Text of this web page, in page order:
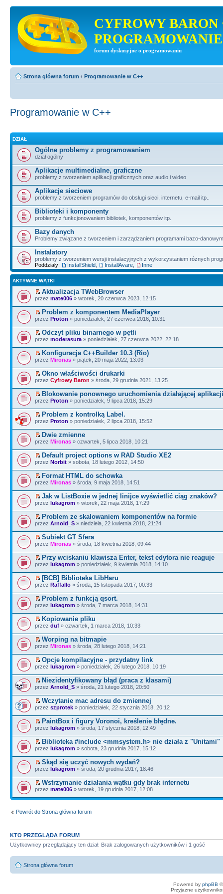
CYFROWY BARON
PROGRAMOWANIE
forum dyskusyjne o programowaniu
Strona główna forum ‹ Programowanie w C++
Programowanie w C++
DZIAŁ
Ogólne problemy z programowaniem
dział ogólny
Aplikacje multimedialne, graficzne
problemy z tworzeniem aplikacji graficznych oraz audio i wideo
Aplikacje sieciowe
problemy z tworzeniem programów do obsługi sieci, internetu, e-mail itp..
Biblioteki i komponenty
problemy z funkcjonowaniem bibliotek, komponentów itp.
Bazy danych
Problemy związane z tworzeniem i zarządzaniem programami bazo-
Instalatory
problemy z tworzeniem wersji instalacyjnych z wykorzystaniem różnych
Poddziały:
InstallShield InstallAvare Inne
AKTYWNE WĄTKI
Aktualizacja TWebBrowser
przez mate006 » wtorek, 20 czerwca 2023, 12:15
Problem z komponentem MediaPlayer
przez Proton » poniedziałek, 27 czerwca 2016, 10:31
Odczyt pliku binarnego w pętli
przez moderasura » poniedziałek, 27 czerwca 2022, 22:18
Konfiguracja C++Builder 10.3 (Rio)
przez Mironas » piątek, 20 maja 2022, 13:03
Okno właściwości drukarki
przez Cyfrowy Baron » środa, 29 grudnia 2021, 13:25
Blokowanie ponownego uruchomienia działającej
przez Proton » poniedziałek, 9 lipca 2018, 15:29
Problem z kontrolką Label.
przez Proton » poniedziałek, 2 lipca 2018, 15:52
Dwie zmienne
przez Mironas » czwartek, 5 lipca 2018, 10:21
Default project options w RAD Studio XE2
przez Norbit » sobota, 18 lutego 2012, 14:50
Format HTML do schowka
przez Mironas » środa, 9 maja 2018, 14:51
Jak w ListBoxie w jednej linijce wyświetlić ciąg znaków?
przez lukagrom » wtorek, 22 maja 2018, 17:29
Problem ze skalowaniem komponentów na formie
przez Arnold_S » niedziela, 22 kwietnia 2018, 21:24
Subiekt GT Sfera
przez Mironas » środa, 18 kwietnia 2018, 09:44
Przy wciskaniu klawisza Enter, tekst edytora nie reaguje
przez lukagrom » poniedziałek, 9 kwietnia 2018, 14:10
[BCB] Biblioteka LibHaru
przez Raffallo » środa, 15 listopada 2017, 00:33
Problem z funkcją qsort.
przez lukagrom » środa, 7 marca 2018, 14:31
Kopiowanie pliku
przez duf » czwartek, 1 marca 2018, 10:33
Worping na bitmapie
przez Mironas » środa, 28 lutego 2018, 14:21
Opcje kompilacyjne - przydatny link
przez lukagrom » poniedziałek, 26 lutego 2018, 10:19
Niezidentyfikowany błąd (praca z klasami)
przez Arnold_S » środa, 21 lutego 2018, 20:50
Wczytanie mac adresu do zmiennej
przez szprotek » poniedziałek, 22 stycznia 2018, 20:12
PaintBox i figury Voronoi, kreślenie błędne.
przez lukagrom » środa, 17 stycznia 2018, 12:49
Biblioteka #include <mmsystem.h> nie działa z "Unitami"
przez lukagrom » sobota, 23 grudnia 2017, 15:12
Skąd się uczyć nowych wydań?
przez lukagrom » środa, 20 grudnia 2017, 18:46
Wstrzymanie działania wątku gdy brak internetu
przez mate006 » wtorek, 19 grudnia 2017, 12:08
Powrót do Strona główna forum
KTO PRZEGLĄDA FORUM
Użytkownicy przeglądający ten dział: Brak zalogowanych użytkowników i 1 gość
Strona główna forum
Powered by phpBB
Przyjazne